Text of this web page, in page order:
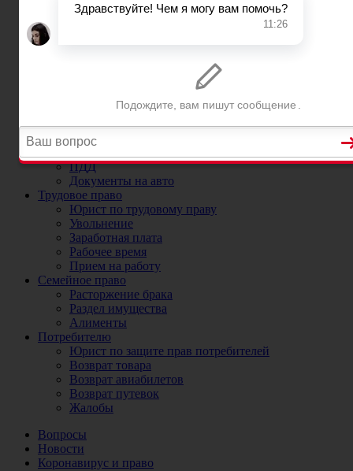
Адвокаты и юристы по возврату ВУ
Постановка на учет автомобиля в ГИБДД
ДТП без страховки
ОСАГО
ПДД
Документы на авто
Трудовое право
Юрист по трудовому праву
Увольнение
Заработная плата
Рабочее время
Прием на работу
Семейное право
Расторжение брака
Раздел имущества
Алименты
Потребителю
Юрист по защите прав потребителей
Возврат товара
Возврат авиабилетов
Возврат путевок
Жалобы
Вопросы
Новости
Коронавирус и право